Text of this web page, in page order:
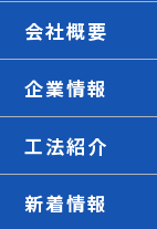
会社概要
企業情報
工法紹介
新着情報